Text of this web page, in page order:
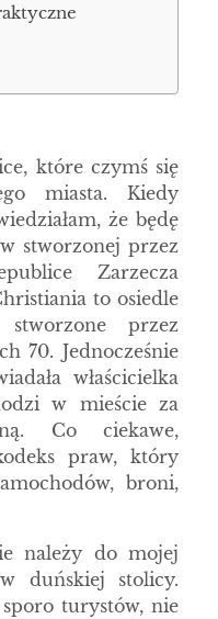
które czymś się
miasta. Kiedy
że będę
stworzonej przez
Zarzecza
to osiedle
przez
70. Jednocześnie
właścicielka
w mieście za
Co ciekawe,
praw, który
broni,
należy do mojej
duńskiej stolicy.
turystów, nie